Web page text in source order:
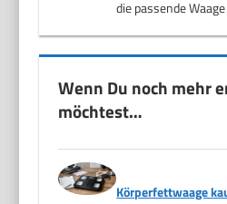
die passende
Wenn Du noch mehr
möchtest…
Körperfettwaage